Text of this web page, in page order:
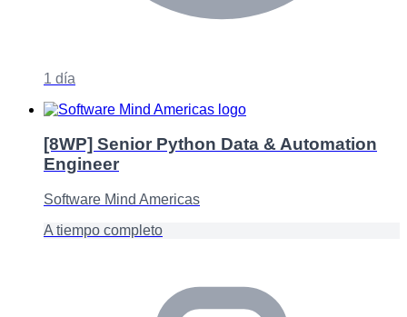
1 día
[8WP] Senior Python Data & Automation
Engineer
Software Mind Americas
A tiempo completo